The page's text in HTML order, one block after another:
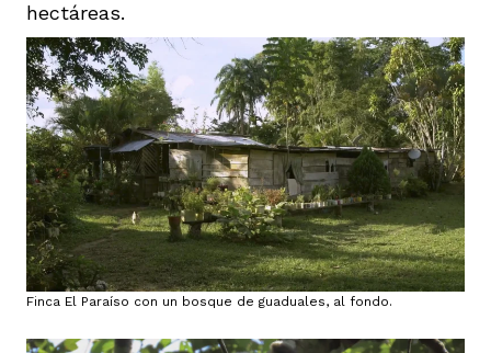
hectáreas.
Finca El Paraíso con un bosque de guaduales, al fondo.